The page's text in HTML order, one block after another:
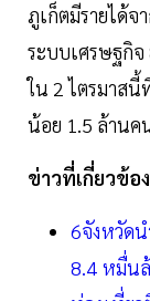
ภูเก็ตมีรายได้จ
ระบบเศรษฐกิ
ใน 2 ไตรมาสนี้
น้อย 1.5 ล้านค
ข่าวที่เกี่ยวข้อ
6จังหวัด
8.4 หมื่น